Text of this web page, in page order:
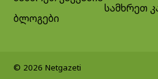
ბლოგები
სამხრეთ
© 2026 Netgazeti